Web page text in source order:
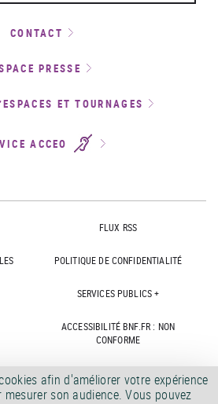
CONTACT
PRESSE
ET TOURNAGES
ACCEO
FLUX RSS
POLITIQUE DE CONFIDENTIALITÉ
SERVICES PUBLICS +
ACCESSIBILITÉ BNF.FR : NON
CONFORME
OFFRES D'EMPLOI
afin d'améliorer votre expérience
son audience. Vous pouvez